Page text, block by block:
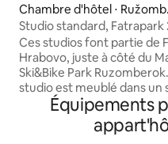
Chambre d'hôtel ⋅
ok
Studio standard, Fatrapark
Ces studios font partie de
Hrabovo, juste à côté du
Ski&Bike Park
studio est meublé dans un
différent. Dans
trouverez toujours un lit
peut également être
Équipements